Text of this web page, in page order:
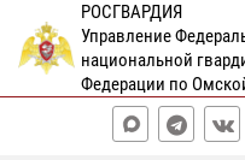
РОСГВАРДИЯ
Управление
национальной
Федерации по